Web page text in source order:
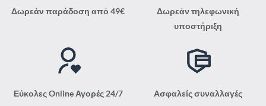
Δωρεάν παράδοση από 49€
Δωρεάν τηλεφωνική
υποστήριξη
Εύκολες Online Αγορές 24/7 Ασφαλείς συναλλαγές